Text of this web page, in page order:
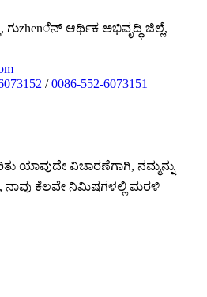
ಆರ್ಥಿಕ ಅಭಿವೃದ್ಧಿ ಜಿಲ್ಲೆ,
/0086-552-6073151
ಯಾವುದೇ ವಿಚಾರಣೆಗಾಗಿ, ನಮ್ಮನ್ನು
ಕೆಲವೇ ನಿಮಿಷಗಳಲ್ಲಿ ಮರಳಿ